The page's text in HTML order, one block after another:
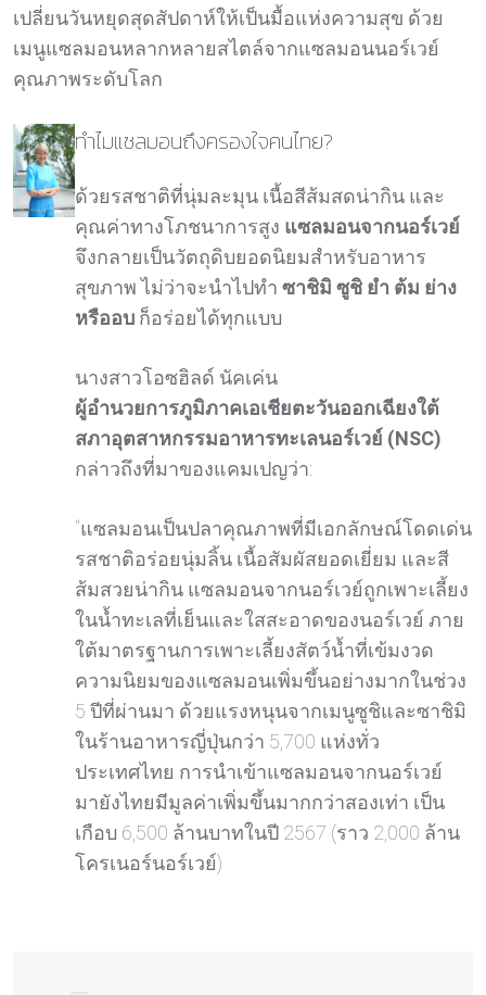
เปลี่ยนวันหยุดสุดสัปดาห์ให้เป็นมื้อแห่งความสุข ด้วย
เมนูแซลมอนหลากหลายสไตล์จากแซลมอนนอร์เวย์
คุณภาพระดับโลก
ทำไมแซลมอนถึงครองใจคนไทย?
ด้วยรสชาติที่นุ่มละมุน เนื้อสีส้มสดน่ากิน และ
คุณค่าทางโภชนาการสูง แซลมอนจากนอร์เวย์
จึงกลายเป็นวัตถุดิบยอดนิยมสำหรับอาหาร
สุขภาพ ไม่ว่าจะนำไปทำซาชิมิ ซูชิ ยำ ต้ม ย่าง
หรืออบ ก็อร่อยได้ทุกแบบ
นางสาวโอซฮิลด์ นัคเค่น
ผู้อำนวยการภูมิภาคเอเชียตะวันออกเฉียงใต้
สภาอุตสาหกรรมอาหารทะเลนอร์เวย์ (NSC)
กล่าวถึงที่มาของแคมเปญว่า:
“แซลมอนเป็นปลาคุณภาพที่มีเอกลักษณ์โดดเด่น
รสชาติอร่อยนุ่มลิ้น เนื้อสัมผัสยอดเยี่ยม และสี
ส้มสวยน่ากิน แซลมอนจากนอร์เวย์ถูกเพาะเลี้ยง
ในน้ำทะเลที่เย็นและใสสะอาดของนอร์เวย์ ภาย
ใต้มาตรฐานการเพาะเลี้ยงสัตว์น้ำที่เข้มงวด
ความนิยมของแซลมอนเพิ่มขึ้นอย่างมากในช่วง
5 ปีที่ผ่านมา ด้วยแรงหนุนจากเมนูซูชิและซาชิมิ
ในร้านอาหารญี่ปุ่นกว่า 5,700 แห่งทั่ว
ประเทศไทย การนำเข้าแซลมอนจากนอร์เวย์
มายังไทยมีมูลค่าเพิ่มขึ้นมากกว่าสองเท่า เป็น
เกือบ 6,500 ล้านบาทในปี 2567 (ราว 2,000 ล้าน
โครเนอร์นอร์เวย์)